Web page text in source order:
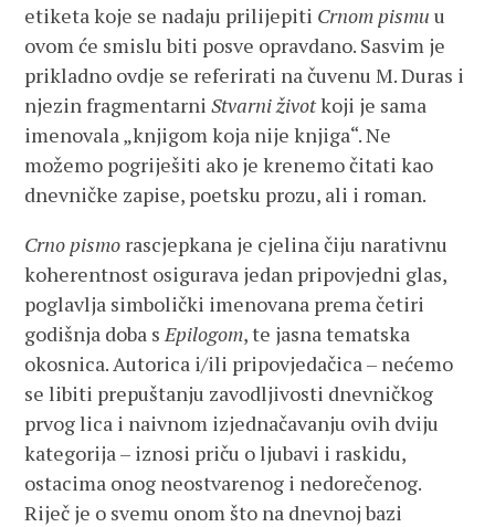
etiketa koje se nadaju prilijepiti Crnom pismu u
ovom će smislu biti posve opravdano. Sasvim je
prikladno ovdje se referirati na čuvenu M. Duras i
njezin fragmentarniStvarni životkoji je sama
imenovala „knjigom koja nije knjiga“. Ne
možemo pogriješiti ako je krenemo čitati kao
dnevničke zapise, poetsku prozu, ali i roman.
Crno pismo rascjepkana je cjelina čiju narativnu
koherentnost osigurava jedan pripovjedni glas,
poglavlja simbolički imenovana prema četiri
godišnja doba sEpilogom, te jasna tematska
okosnica. Autorica i/ili pripovjedačica – nećemo
se libiti prepuštanju zavodljivosti dnevničkog
prvog lica i naivnom izjednačavanju ovih dviju
kategorija – iznosi priču o ljubavi i raskidu,
ostacima onog neostvarenog i nedorečenog.
Riječ je o svemu onom što na dnevnoj bazi